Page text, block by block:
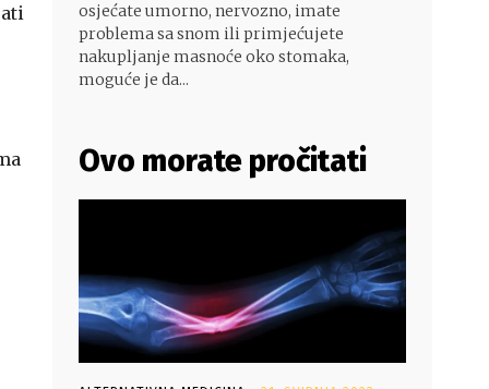
osjećate umorno, nervozno, imate
problema sa snom ili primjećujete
nakupljanje masnoće oko stomaka,
moguće je da...
Ovo morate pročitati